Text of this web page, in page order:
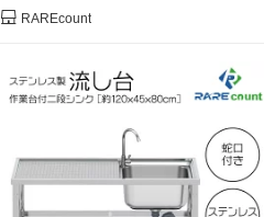
RAREcount